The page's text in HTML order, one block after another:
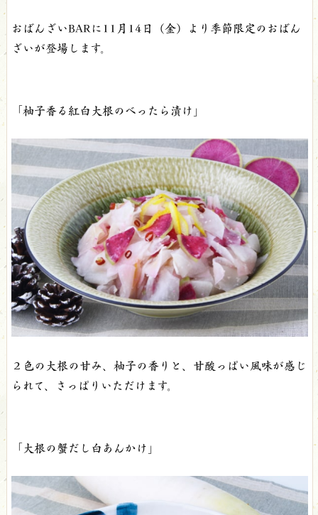
おばんざいBARに11月14日（金）より季節限定のおばん
ざいが登場します。
「柚子香る紅白大根のべったら漬け」
２色の大根の甘み、柚子の香りと、甘酸っぱい風味が感じ
られて、さっぱりいただけます。
「大根の蟹だし白あんかけ」